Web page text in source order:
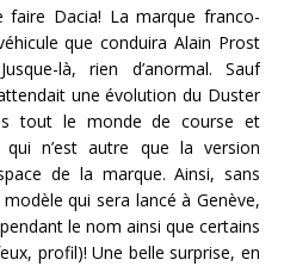
faire Dacia! La marque franco-
que conduira Alain Prost
là, rien d’anormal. Sauf
une évolution du Duster
tout le monde de course et
qui n’est autre que la version
de la marque. Ainsi, sans
qui sera lancé à Genève,
le nom ainsi que certains
profil)! Une belle surprise, en